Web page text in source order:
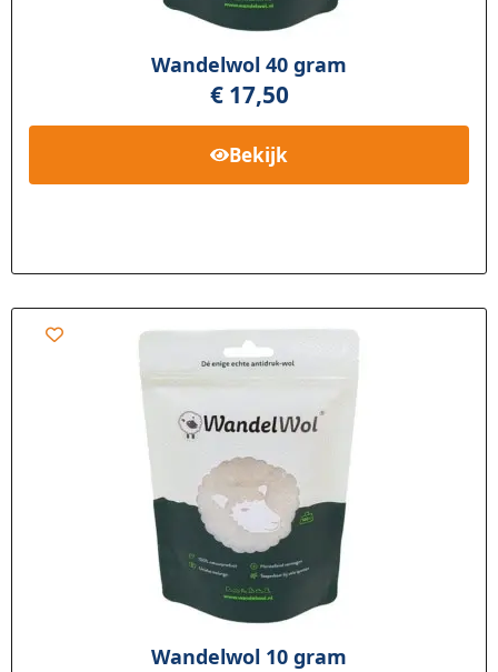
Wandelwol 40 gram
€17,50
Bekijk
Wandelwol 10 gram